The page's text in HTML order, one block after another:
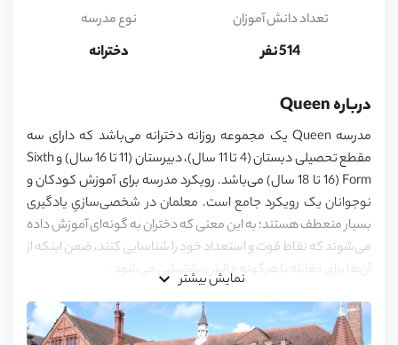
7,
8,
15,
16,
17,
18
تعداد دانش آموزان
514 نفر
نوع مدرسه
دخترانه
درباره Queen
مدرسه‌ Queen یک مجموعه‌ روزانه‌ دخترانه می‌باشد که دارای سه
مقطع تحصیلی دبستان (4 تا 11 سال)، دبیرستان (11 تا 16 سال) و Sixth
Form (16 تا 18 سال) می‌باشد. رویکرد مدرسه برای آموزش کودکان و
نوجوانان یک رویکرد جامع است. معلمان در شخصی‌سازیِ یادگیری
بسیار منعطف هستند؛ به این معنی که دختران به گونه‌ای آموزش داده
می‌شوند که نقاط قوت و استعداد خود را شناسایی کنند، ضمن اینکه از
آن‌ها برای مقابله با هرگونه چالش پشتیبانی می‌شود.
برنامه‌های درسی مدرسه Queen، از سنین پایین به دانش‌آموزان
این امکان را می‌دهد تا به بهترین نحو یاد بگیرند و مهارت‌های
نمایش بیشتر